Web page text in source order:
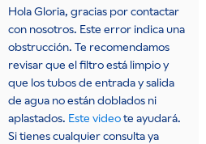
Hola Gloria, gracias por contactar
con nosotros. Este error indica una
obstrucción. Te recomendamos
revisar que el filtro está limpio y
que los tubos de entrada y salida
de agua no están doblados ni
aplastados. Este videote ayudará.
Si tienes cualquier consulta ya